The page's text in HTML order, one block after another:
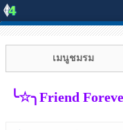
เมนูชมรม
╰☆╮Friend